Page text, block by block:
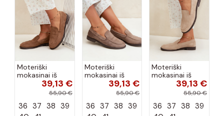
Moteriški
mokasinai iš
dirbtinės
zomšos, rudos
39,13 €
55,90 €
36 37 38 39
Moteriški
mokasinai iš
dirbtinės
zomšos, molio
39,13 €
55,90 €
36 37 38 39
Moteriški
mokasinai iš
dirbtinės
zomšos, smėlio
39,13 €
55,90 €
36 37 38 39